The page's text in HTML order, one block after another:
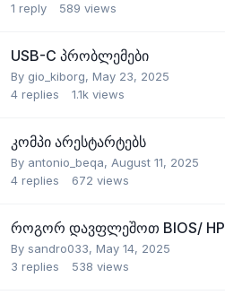
1 reply 589 views
USB-C პრობლემები
By gio_kiborg, May 23, 2025
4 replies 1.1k views
კომპი არესტარტებს
By antonio_beqa, August 11, 2025
4 replies 672 views
როგორ დავფლეშოთ BIOS/ HP
By sandro033, May 14, 2025
3 replies 538 views